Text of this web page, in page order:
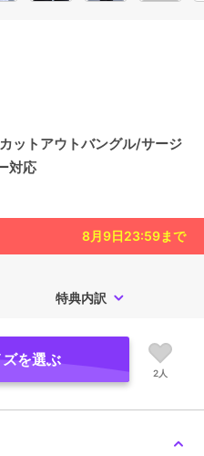
ットアウトバングル/サージ
対応
8月9日23:59まで
特典内訳
を選ぶ
2人